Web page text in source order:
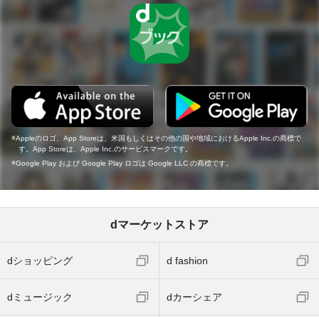
Appleのロゴ、App Storeは、米国もしくはその他の国や地域におけるApple Inc.の商標で
す。App Storeは、Apple Inc.のサービスマークです。
Google Play および Google Play ロゴは Google LLC の商標です。
dマーケットストア
dショッピング d fashion
dミュージック dカーシェア